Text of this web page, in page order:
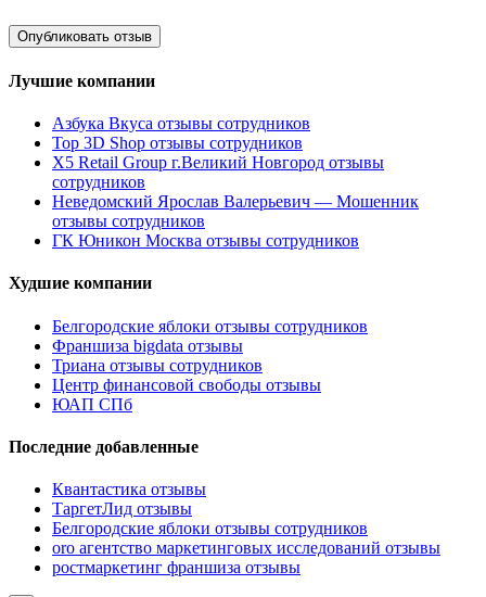
Лучшие компании
Азбука Вкуса отзывы сотрудников
Top 3D Shop отзывы сотрудников
X5 Retail Group г.Великий Новгород отзывы
сотрудников
Неведомский Ярослав Валерьевич — Мошенник
отзывы сотрудников
ГК Юникон Москва отзывы сотрудников
Худшие компании
Белгородские яблоки отзывы сотрудников
Франшиза bigdata отзывы
Триана отзывы сотрудников
Центр финансовой свободы отзывы
ЮАП СПб
Последние добавленные
Квантастика отзывы
ТаргетЛид отзывы
Белгородские яблоки отзывы сотрудников
oro агентство маркетинговых исследований отзывы
ростмаркетинг франшиза отзывы